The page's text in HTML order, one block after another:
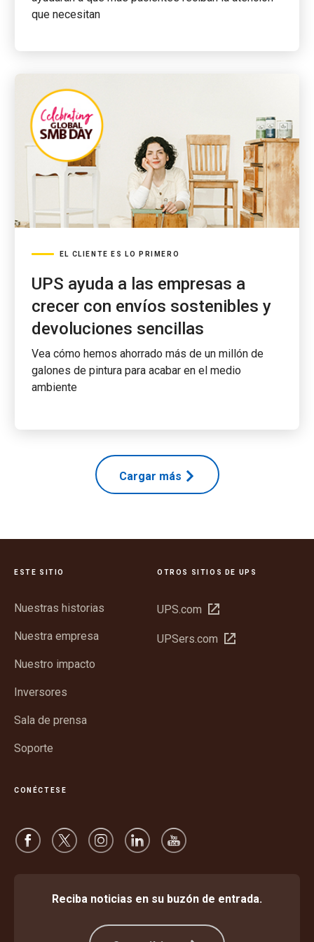
que necesitan
EL CLIENTE ES LO PRIMERO
UPS ayuda a las empresas a
crecer con envíos sostenibles y
devoluciones sencillas
Vea cómo hemos ahorrado más de un millón de
galones de pintura para acabar en el medio
ambiente
Cargar más
ESTE SITIO
Nuestras historias
Nuestra empresa
Nuestro impacto
Inversores
Sala de prensa
Soporte
OTROS SITIOS DE UPS
UPS.com Abrir
una
UPSers.com Abrir
CONÉCTESE
Reciba noticias en su buzón de entrada.